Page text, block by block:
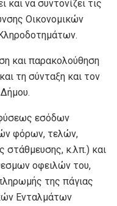
να συντονίζει τις
Οικονομικών
παρακολούθηση
τη σύνταξη και τον
εσόδων
φόρων, τελών,
στάθμευσης, κ.λπ.) και
οφειλών του,
της πάγιας
Ενταλμάτων